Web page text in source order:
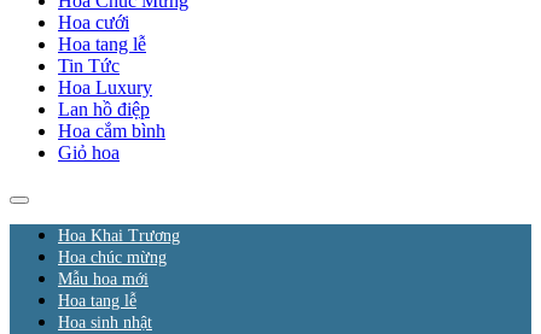
Hoa cưới
Hoa tang lễ
Tin Tức
Hoa Luxury
Lan hồ điệp
Hoa cắm bình
Giỏ hoa
Hoa Khai Trương
Hoa chúc mừng
Mẫu hoa mới
Hoa tang lễ
Hoa sinh nhật